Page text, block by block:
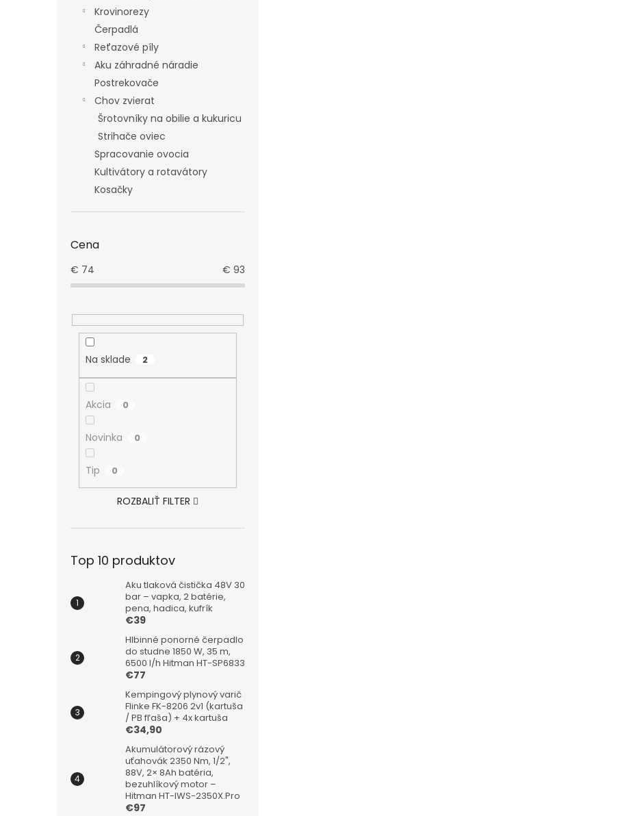
Krovinorezy
Čerpadlá
Reťazové píly
Aku záhradné náradie
Postrekovače
Chov zvierat
Šrotovníky na obilie a kukuricu
Strihače oviec
Spracovanie ovocia
Kultivátory a rotavátory
Kosačky
Cena
€ 74 € 93
Na sklade 2
Akcia 0
Novinka 0
Tip 0
ROZBALIŤ FILTER
Top 10 produktov
Aku tlaková čistička 48V 30
bar – vapka, 2 batérie,
pena, hadica, kufrík
€39
Hlbinné ponorné čerpadlo
do studne 1850 W, 35 m,
6500 l/h Hitman HT-SP6833
€77
Kempingový plynový varič
Flinke FK-8206 2v1 (kartuša
/ PB fľaša) + 4x kartuša
€34,90
Akumulátorový rázový
uťahovák 2350 Nm, 1/2",
88V, 2× 8Ah batéria,
bezuhlíkový motor –
Hitman HT-IWS-2350X.Pro
€97